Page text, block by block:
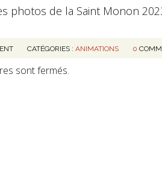
photos de la Saint Monon
CATÉGORIES :ANIMATIONS 0
sont fermés.